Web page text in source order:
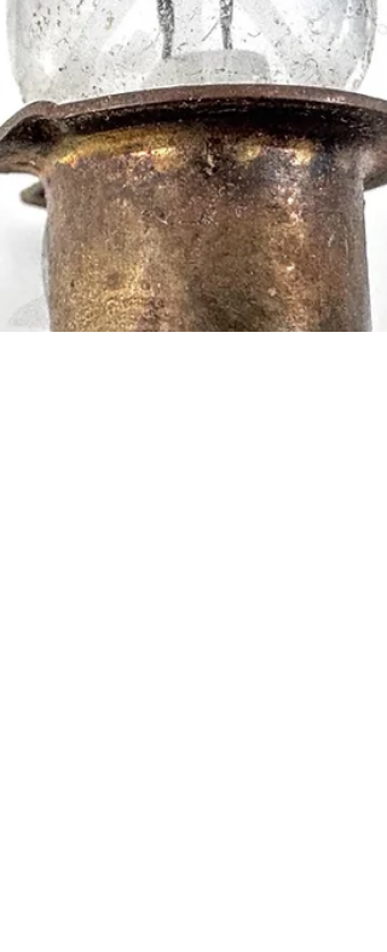
館藏》 1. 基本資料 文物名稱： 二戰中緬印
區美國陸航地勤軍士官「GREASE」所屬波
卡塔姆工藝紀念菸盒 英文名稱： WWII CBI
Theater USAAF Ground Crew "Grease"
Souvenir Persian Khatam Kari Cigarette Box 製
造年份： 1940年代（推測為二戰期間，赴任
中緬印戰區途經波斯時） 製造單位： 波斯
斯法罕（Isfahan）傳統工匠 / 戰區市集金工
（徽章） 生產國家： 伊朗（時稱波斯） 館
單位： 黑水博物館 (Black Water Museum) 2.
品說明 本藏品為一件帶有強烈跨文化特徵與
軍事背景的木製菸盒。盒身內外皆採淺方形